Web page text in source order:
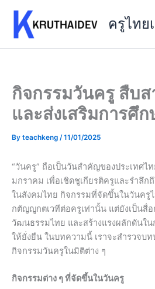
content
ครูไทย
กิจกรรมวันครู สืบ
และส่งเสริมการศึก
By teachkeng /11/01/2025
“วันครู” ถือเป็นวันสำคัญของประเทศ
มกราคม เพื่อเชิดชูเกียรติครูและรำลึ
ในสังคมไทย กิจกรรมที่จัดขึ้นในวันครู
กตัญญูกตเวทีต่อครูเท่านั้น แต่ยังเป็นสื่อ
วัฒนธรรมไทย และสร้างแรงผลักดันใ
ให้ยั่งยืน ในบทความนี้ เราจะสำรวจบ
กิจกรรมวันครูในมิติต่าง ๆ
กิจกรรมต่าง ๆ ที่จัดขึ้นในวันครู